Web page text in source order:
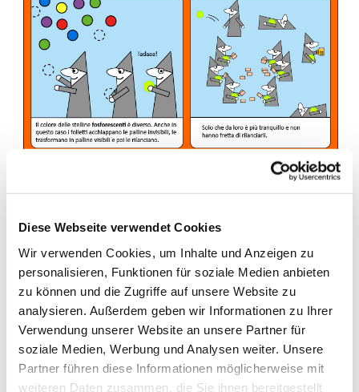
Diese Webseite verwendet Cookies
Wir verwenden Cookies, um Inhalte und Anzeigen zu
personalisieren, Funktionen für soziale Medien anbieten
zu können und die Zugriffe auf unsere Website zu
analysieren. Außerdem geben wir Informationen zu Ihrer
Verwendung unserer Website an unsere Partner für
soziale Medien, Werbung und Analysen weiter. Unsere
Partner führen diese Informationen möglicherweise mit
weiteren Daten zusammen, die Sie ihnen bereitgestellt